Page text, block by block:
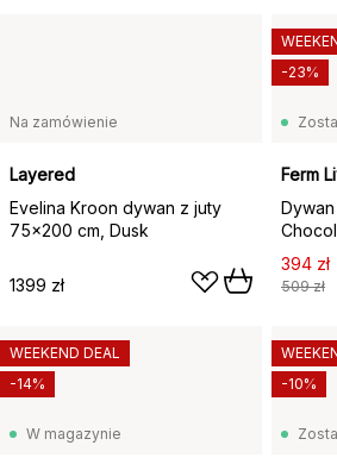
Na zamówienie
Layered
Evelina Kroon dywan z juty
75x200 cm, Dusk
1399 zł
Ferm
394 zł
509 zł
-23%
W magazynie
WEEKEND DEAL
-14%
-10%